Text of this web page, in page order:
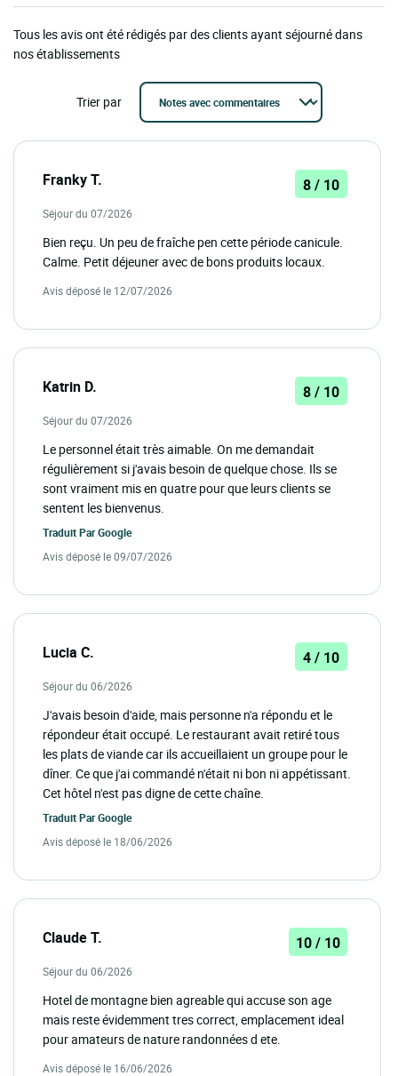
Tous les avis ont été rédigés par des clients ayant séjourné dans
nos établissements
Trier par
Franky T. 8 / 10
Séjour du 07/2026
Bien reçu. Un peu de fraîche pen cette période canicule.
Calme. Petit déjeuner avec de bons produits locaux.
Avis déposé le 12/07/2026
Katrin D. 8 / 10
Séjour du 07/2026
Le personnel était très aimable. On me demandait
régulièrement si j'avais besoin de quelque chose. Ils se
sont vraiment mis en quatre pour que leurs clients se
sentent les bienvenus.
Traduit ParGoogle
Avis déposé le 09/07/2026
Lucia C. 4 / 10
Séjour du 06/2026
J'avais besoin d'aide, mais personne n'a répondu et le
répondeur était occupé. Le restaurant avait retiré tous
les plats de viande car ils accueillaient un groupe pour le
dîner. Ce que j'ai commandé n'était ni bon ni appétissant.
Cet hôtel n'est pas digne de cette chaîne.
Traduit ParGoogle
Avis déposé le 18/06/2026
Claude T. 10 / 10
Séjour du 06/2026
Hotel de montagne bien agreable qui accuse son age
mais reste évidemment tres correct, emplacement ideal
pour amateurs de nature randonnées d ete.
Avis déposé le 16/06/2026